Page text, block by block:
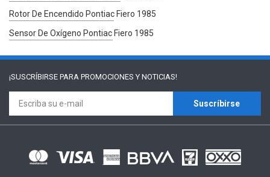
Rotor De Encendido Pontiac Fiero 1985
Sensor De Oxígeno Pontiac Fiero 1985
¡SUSCRÍBIRSE PARA PROMOCIONES Y NOTICIAS!
Suscríbirse